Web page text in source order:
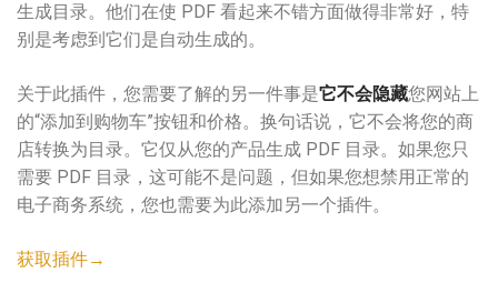
生成目录。他们在使 PDF 看起来不错方面做得非常好，特
别是考虑到它们是自动生成的。
关于此插件，您需要了解的另一件事是它不会隐藏您网站上
的“添加到购物车”按钮和价格。换句话说，它不会将您的商
店转换为目录。它仅从您的产品生成 PDF 目录。如果您只
需要 PDF 目录，这可能不是问题，但如果您想禁用正常的
电子商务系统，您也需要为此添加另一个插件。
获取插件→